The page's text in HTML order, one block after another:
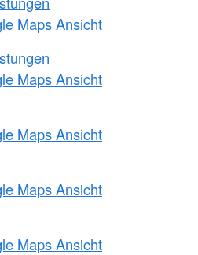
Maps Ansicht
Maps Ansicht
Maps Ansicht
Maps Ansicht
Maps Ansicht